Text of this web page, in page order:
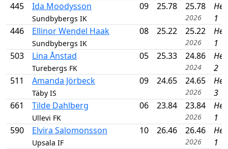
445
Ida Moodysson
Sundbybergs IK
09 25.78 25.78
2026
1
446
Ellinor Wendel Haak
Sundbybergs IK
08 25.22 25.22
2026
1
503
Lina Ånstad
Turebergs FK
05 25.33 24.86
2024
2
511
Amanda Jörbeck
Täby IS
09 24.65 24.65
2026
3
661
Tilde Dahlberg
Ullevi FK
06 23.84 23.84
2026
1
590
Elvira Salomonsson
Upsala IF
10 26.46 26.46
2026
1